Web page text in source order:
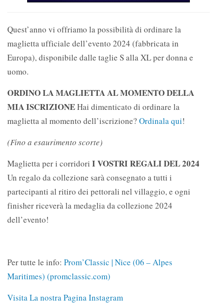
Quest’anno vi offriamo la possibilità di ordinare la
maglietta ufficiale dell’evento 2024 (fabbricata in
Europa), disponibile dalle taglie S alla XL per donna e
uomo.
ORDINO LA MAGLIETTA AL MOMENTO DELLA
MIA ISCRIZIONEHai dimenticato di ordinare la
maglietta al momento dell’iscrizione? Ordinala qui!
(Fino a esaurimento scorte)
Maglietta per i corridori I VOSTRI REGALI DEL 2024
Un regalo da collezione sarà consegnato a tutti i
partecipanti al ritiro dei pettorali nel villaggio, e ogni
finisher riceverà la medaglia da collezione 2024
dell’evento!
Per tutte le info: Prom’Classic | Nice (06 – Alpes
Maritimes) (promclassic.com)
Visita La nostra Pagina Instagram